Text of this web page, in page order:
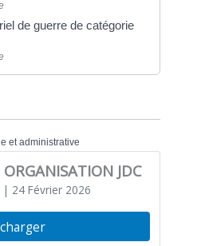
de guerre de catégorie
et administrative
JDC
| 24 Février 2026